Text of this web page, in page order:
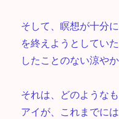
そして、瞑想が十分
を終えようとしてい
したことのない涼や
それは、どのような
アイが、これまでに